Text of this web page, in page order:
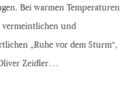
Bei warmen Temperaturen
und
„Ruhe vor dem Sturm“,
Zeidler…